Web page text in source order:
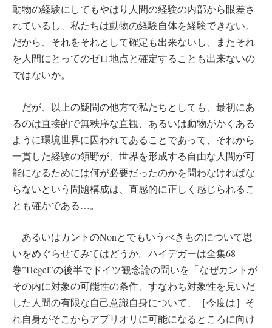
動物の経験にしてもやはり人間の経験の内部から眼差さ
れているし、私たちは動物の経験自体を経験できない。
だから、それをそれとして確定も出来ないし、またそれ
を人間にとってのゼロ地点と確定することも出来ないの
ではないか。
だが、以上の疑問の他方で私たちとしても、最初にあ
るのは直接的で無秩序な直観、あるいは動物がかくある
ように環境世界に囚われてあることであって、それから
一貫した経験の領野が、世界を形成する自由な人間が可
能になるためには何が必要だったのかを問わなければな
らないという問題構成は、直感的に正しく感じられるこ
とも確かである…。
あるいはカントのNonとでもいうべきものについて思
いをめぐらせてみてはどうか。ハイデガーは全集68
巻”Hegel”の後半でドイツ観念論の問いを「なぜカントが
その内に対象の可能性の条件、すなわち対象性を見いだ
した人間の有限な自己意識自身について、［今度は］そ
れ自身がそこからアプリオリに可能になるところに向け